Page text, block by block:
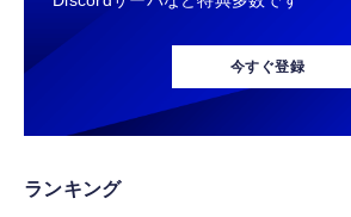
今すぐ登録
ランキング